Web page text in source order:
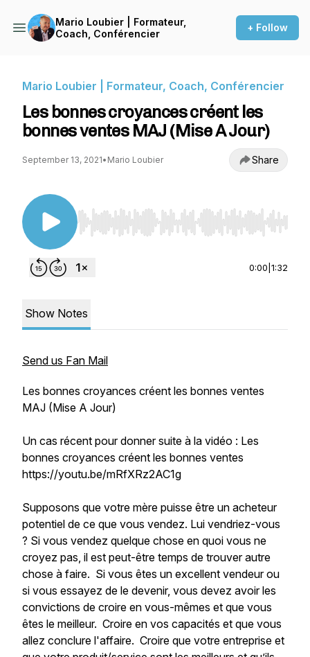
Mario Loubier | Formateur,
Coach, Conférencier
+ Follow
Mario Loubier | Formateur, Coach, Conférencier
Les bonnes croyances créent les
bonnes ventes MAJ (Mise A Jour)
September 13, 2021• Mario Loubier Share
Use Left/Right to seek, Home/End to jump to
0:00 1:32
Show Notes
Send us Fan Mail
Les bonnes croyances créent les bonnes ventes
MAJ (Mise A Jour)
Un cas récent pour donner suite à la vidéo : Les
bonnes croyances créent les bonnes ventes
https://youtu.be/mRfXRz2AC1g
Supposons que votre mère puisse être un acheteur
potentiel de ce que vous vendez. Lui vendriez-vous
? Si vous vendez quelque chose en quoi vous ne
croyez pas, il est peut-être temps de trouver autre
chose à faire. Si vous êtes un excellent vendeur ou
si vous essayez de le devenir, vous devez avoir les
convictions de croire en vous-mêmes et que vous
êtes le meilleur. Croire en vos capacités et que vous
allez conclure l'affaire. Croire que votre entreprise et